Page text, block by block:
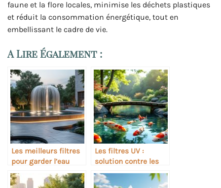
faune et la flore locales, minimise les déchets plastiques
et réduit la consommation énergétique, tout en
embellissant le cadre de vie.
A Lire Également :
Les meilleurs filtres
pour garder l’eau
d’une fontaine claire
Les filtres UV :
solution contre les
algues des bassins